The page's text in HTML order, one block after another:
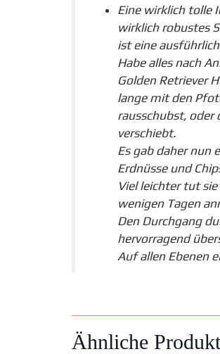
Eine wirklich tolle
wirklich robustes
ist eine
Habe alles nach
Golden Retriever
lange mit den
rausschubst, oder
verschiebt.
Es gab daher nun
Erdnüsse und
Viel leichter tut
wenigen Tagen
Den Durchgang
hervorragend
Auf allen Ebenen
Ähnliche